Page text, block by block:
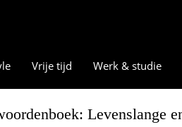
Vrije tijd Werk & studie
Levenslange